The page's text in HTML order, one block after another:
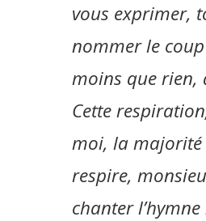
vous exprimer,
nommer le
moins que rien,
Cette
moi, la majorité
respire,
chanter